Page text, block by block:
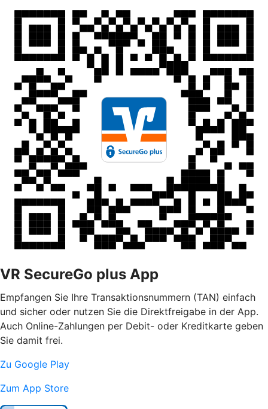
VR SecureGo plus App
Empfangen Sie Ihre Transaktionsnummern (TAN) einfach
und sicher oder nutzen Sie die Direktfreigabe in der App.
Auch Online-Zahlungen per Debit- oder Kreditkarte geben
Sie damit frei.
Zu Google Play
Zum App Store